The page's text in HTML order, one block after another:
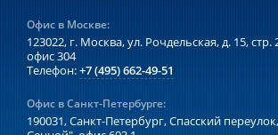
Финансовая отчетность
Ликвидация зарубежных компаний
Открытие счёта
Офис в Москве:
123022, г. Москва, ул. Рочдельская, д. 15, стр.
офис 304
Телефон:+7 (495) 662-49-51
Офис в Санкт-Петербурге:
190031, Санкт-Петербург, Спасский